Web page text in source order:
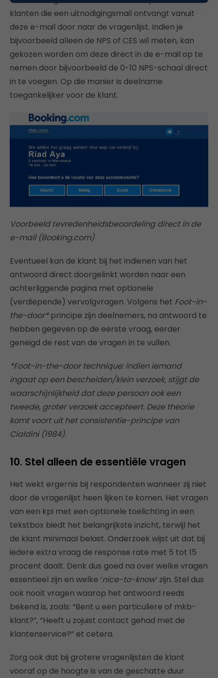
klanten die een uitnodigingsmail ontvangt vanuit
deze e-mail door naar de vragenlijst. Indien je
bijvoorbeeld alleen de NPS of CES wil meten, kan
gekozen worden om deze direct in de e-mail op te
nemen door bijvoorbeeld de 0-10 NPS-schaal direct
in te voegen. Op die manier is deelname
toegankelijker voor de klant.
Voorbeeld tevredenheidsbeoordeling direct in de
e-mail (Booking.com)
Eventueel kan de klant bij het indienen van het
antwoord direct doorgelinkt worden naar een
achterliggende pagina met optionele
(verdiepende) vervolgvragen. Volgens het Foot-in-
the-door*principe zijn deelnemers, na antwoord te
hebben gegeven op de eerste vraag, eerder
geneigd de rest van de vragen in te vullen.
*Foot-in-the-door technique: indien iemand
ingaat op een bescheiden/klein verzoek, stijgt de
waarschijnlijkheid dat deze persoon ook een
tweede, groter verzoek accepteert. Deze theorie
komt voort uit het consistentie-principe van
Cialdini (1984).
10. Stel alleen de essentiële vragen
Het wekt ergernis bij respondenten wanneer zij niet
door de vragenlijst heen lijken te komen. Het vragen
van een kpi met een optionele toelichting in een
tekstbox biedt het belangrijkste inzicht, terwijl het
de klant minimaal belast. Onderzoek wijst uit dat bij
iedere extra vraag de response rate met 5 tot 15
procent daalt. Denk dus goed na over welke vragen
essentieel zijn en welke ‘nice-to-know’ zijn. Stel dus
ook nooit vragen waarop het antwoord reeds
bekend is, zoals: “Bent u een particuliere of mkb-
klant?”, “Heeft u zojuist contact gehad met de
klantenservice?” et cetera.
Zorg ook dat bij grotere vragenlijsten de klant
vooraf op de hoogte is van de geschatte duur